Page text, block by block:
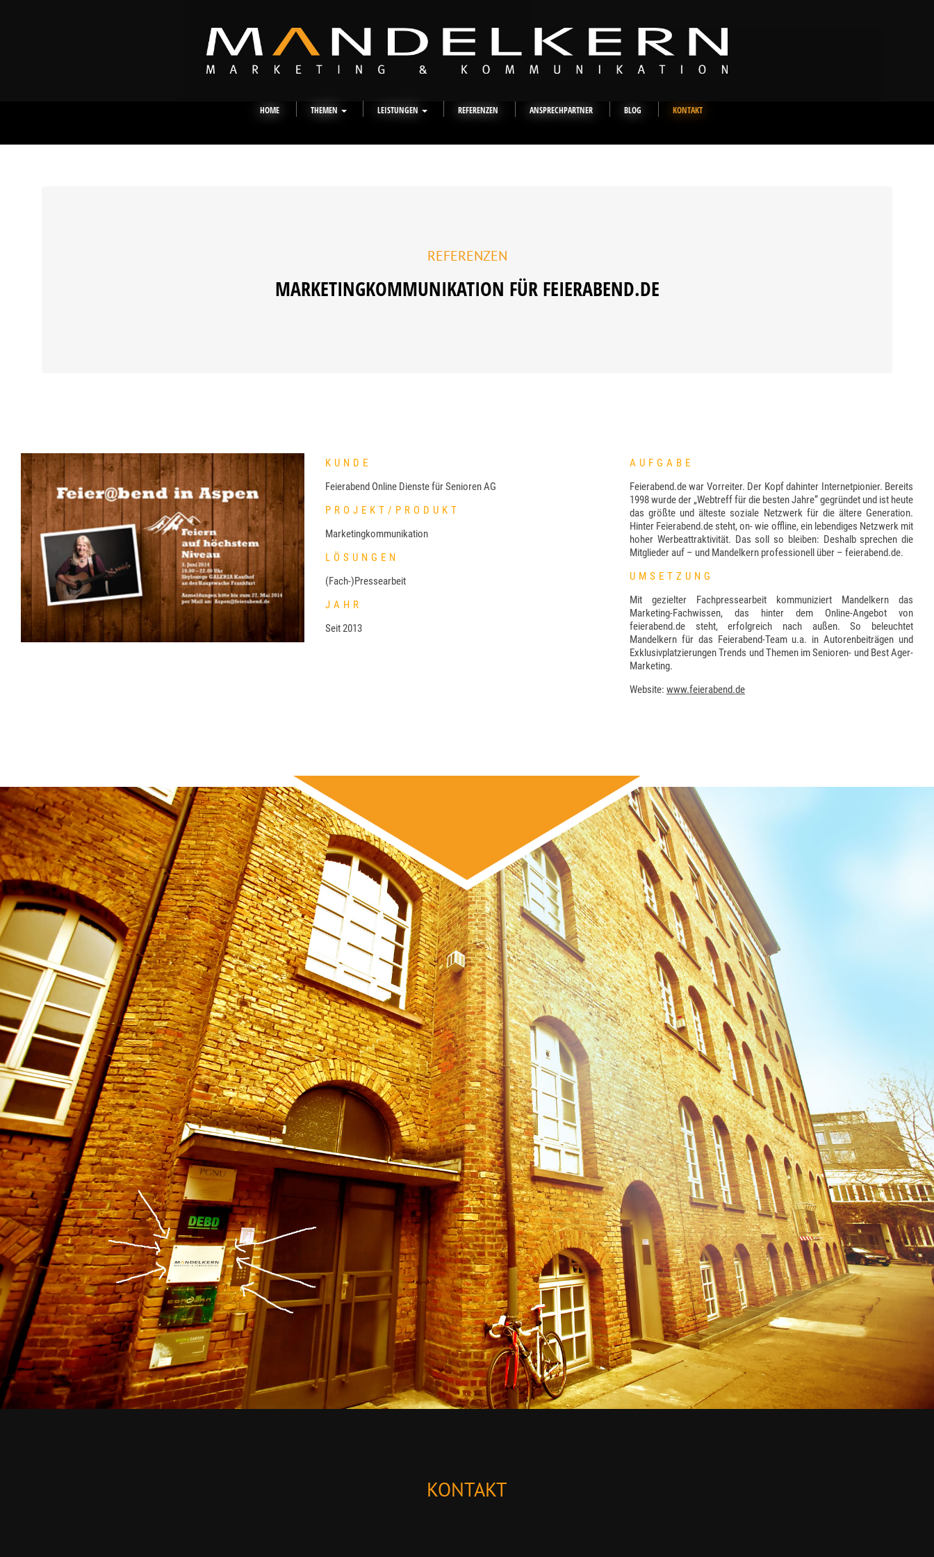
HOME THEMEN LEISTUNGEN REFERENZEN ANSPRECHPARTNER BLOG KONTAKT
REFERENZEN
MARKETINGKOMMUNIKATION FÜR FEIERABEND.DE
KUNDE
Feierabend Online Dienste für Senioren AG
PROJEKT/PRODUKT
Marketingkommunikation
LÖSUNGEN
(Fach-)Pressearbeit
JAHR
Seit 2013
AUFGABE
Feierabend.de war Vorreiter. Der Kopf dahinter Internetpionier. Bereits
1998 wurde der „Webtreff für die besten Jahre“ gegründet und ist heute
das größte und älteste soziale Netzwerk für die ältere Generation.
Hinter Feierabend.de steht, on- wie offline, ein lebendiges Netzwerk mit
hoher Werbeattraktivität. Das soll so bleiben: Deshalb sprechen die
Mitglieder auf – und Mandelkern professionell über – feierabend.de.
UMSETZUNG
Mit gezielter Fachpressearbeit kommuniziert Mandelkern das
Marketing-Fachwissen, das hinter dem Online-Angebot von
feierabend.de steht, erfolgreich nach außen. So beleuchtet
Mandelkern für das Feierabend-Team u.a. in Autorenbeiträgen und
Exklusivplatzierungen Trends und Themen im Senioren- und Best Ager-
Marketing.
Website: www.feierabend.de
KONTAKT